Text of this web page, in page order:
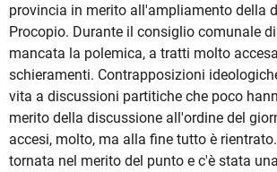
provincia in merito all'ampliamento della
Procopio. Durante il consiglio comunale
mancata la polemica, a tratti molto
schieramenti. Contrapposizioni
vita a discussioni partitiche che poco
merito della discussione all'ordine del
accesi, molto, ma alla fine tutto è
tornata nel merito del punto e c'è stata